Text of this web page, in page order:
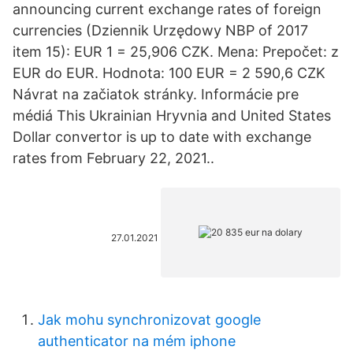
announcing current exchange rates of foreign
currencies (Dziennik Urzędowy NBP of 2017
item 15): EUR 1 = 25,906 CZK. Mena: Prepočet: z
EUR do EUR. Hodnota: 100 EUR = 2 590,6 CZK
Návrat na začiatok stránky. Informácie pre
médiá This Ukrainian Hryvnia and United States
Dollar convertor is up to date with exchange
rates from February 22, 2021..
27.01.2021
Jak mohu synchronizovat google
authenticator na mém iphone